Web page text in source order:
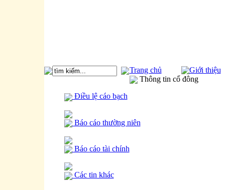
Trang chủ
Giới thiệu
Thông tin cổ đông
Điều lệ cáo bạch
Báo cáo thường niên
Báo cáo tài chính
Các tin khác